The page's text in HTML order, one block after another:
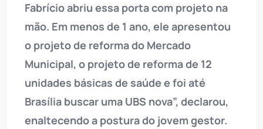
Fabrício abriu essa porta com projeto na
mão. Em menos de 1 ano, ele apresentou
o projeto de reforma do Mercado
Municipal, o projeto de reforma de 12
unidades básicas de saúde e foi até
Brasília buscar uma UBS nova”, declarou,
enaltecendo a postura do jovem gestor.